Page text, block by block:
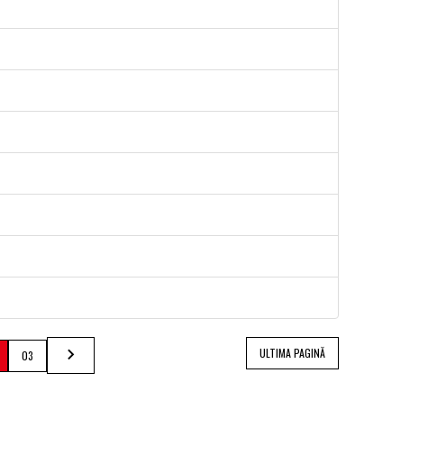
03 ULTIMA PAGINĂ